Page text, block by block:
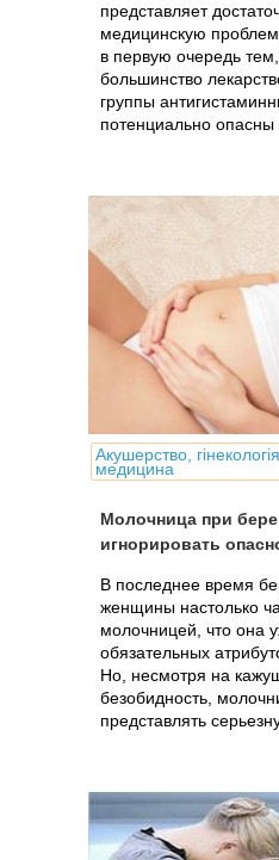
представляет
медицинскую
в первую очередь
большинство
группы
потенциально опасны
Акушерство,
медицина
Молочница при
игнорировать
В последнее время
женщины настолько
молочницей, что она
обязательных
Но, несмотря на
безобидность,
представлять